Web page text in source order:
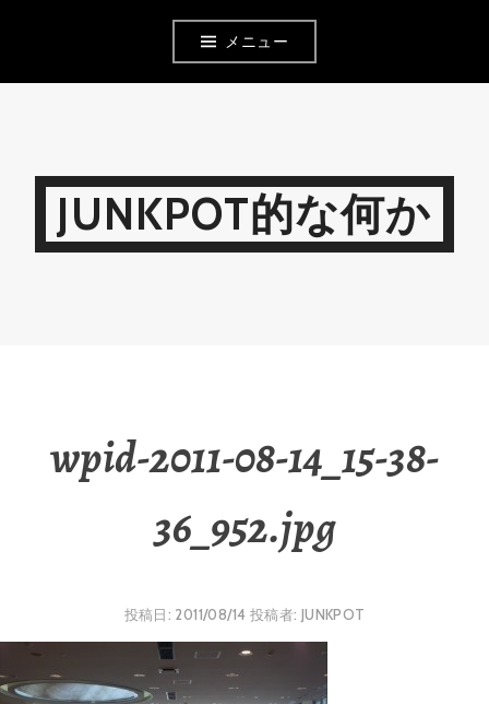
メニュー
JUNKPOT的な何か
wpid-2011-08-14_15-38-
36_952.jpg
投稿日: 2011/08/14 投稿者: JUNKPOT